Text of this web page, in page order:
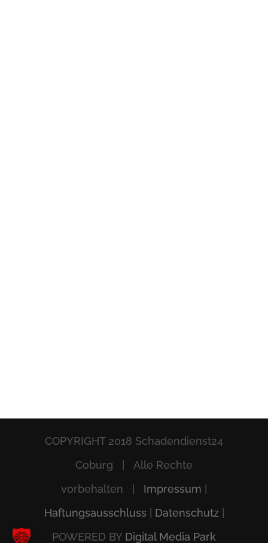
COPYRIGHT 2018 Schadendienst24
Coburg | Alle Rechte
vorbehalten | Impressum
Haftungsausschluss
Datenschutz|
POWERED BY Digital Media Park